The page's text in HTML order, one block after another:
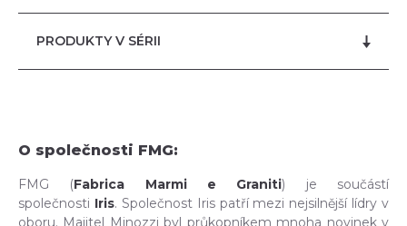
PRODUKTY V SÉRII
O společnosti FMG:
FMG (Fabrica Marmi e Graniti) je součástí
společnosti Iris. Společnost Iris patří mezi nejsilnější lídry v
oboru. Majitel Minozzi byl průkopníkem mnoha novinek v